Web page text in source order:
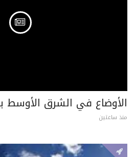
الأوضاع في الشرق الأوسط
منذ ساعتين